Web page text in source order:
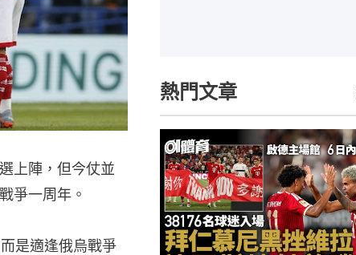
上陣，但今仗並
爭一周年。
是適逢俄烏戰爭
熱門文章